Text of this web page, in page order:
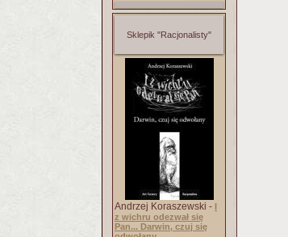
Sklepik "Racjonalisty"
Andrzej Koraszewski - I
z wichru odezwał się
Pan... Darwin, czuj się